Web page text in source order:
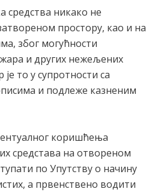
средства никако не
простору, као и на
због могућности
и других нежељених
је то у супротности са
и подлеже казненим
коришћења
средстава на отвореном
по Упутству о начину
а првенствено водити